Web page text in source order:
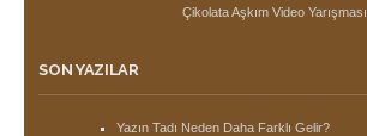
Çikolata Aşkım Video Yarışması
SON YAZILAR
Yazın Tadı Neden Daha Farklı Gelir?